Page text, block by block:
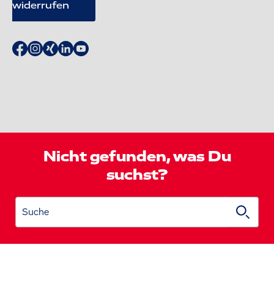
widerrufen
Nicht gefunden, was Du
suchst?
Suche